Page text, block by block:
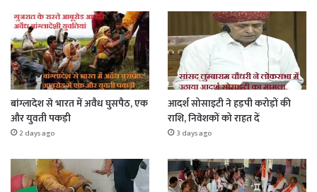
बांग्लादेश से भारत में अवैध घुसपैठ, एक
और युवती पकड़ी
2 days ago
आदर्श सोसाइटी ने हड़पी करोड़ों की
राशि, निवेशकों को राहत दें
3 days ago